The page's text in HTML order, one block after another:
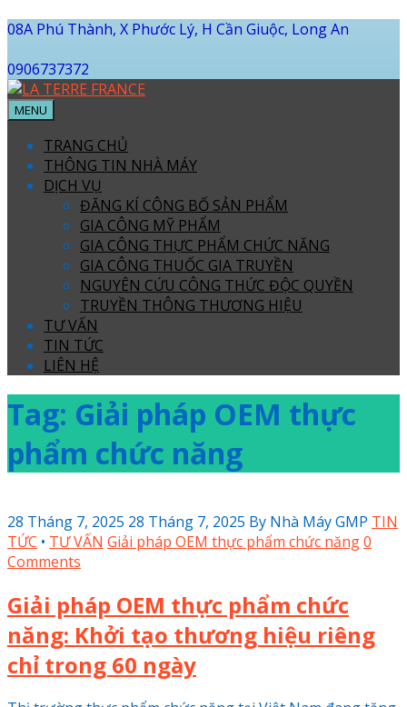
08A Phú Thành, X Phước Lý, H Cần Giuộc, Long An
0906737372
MENU
TRANG CHỦ
THÔNG TIN NHÀ MÁY
DỊCH VỤ
ĐĂNG KÍ CÔNG BỐ SẢN PHẨM
GIA CÔNG MỸ PHẨM
GIA CÔNG THỰC PHẨM CHỨC NĂNG
GIA CÔNG THUỐC GIA TRUYỀN
NGUYÊN CỨU CÔNG THỨC ĐỘC QUYỀN
TRUYỀN THÔNG THƯƠNG HIỆU
TƯ VẤN
TIN TỨC
LIÊN HỆ
Tag: Giải pháp OEM thực
phẩm chức năng
28 Tháng 7, 2025 28 Tháng 7, 2025 By Nhà Máy GMP TIN
TỨC • TƯ VẤN Giải pháp OEM thực phẩm chức năng0
Comments
Giải pháp OEM thực phẩm chức
năng: Khởi tạo thương hiệu riêng
chỉ trong 60 ngày